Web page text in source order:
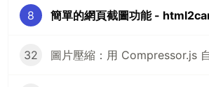
8
32